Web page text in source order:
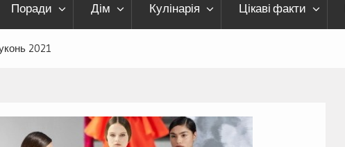
Поради Дім Кулінарія Цікаві факти
2021